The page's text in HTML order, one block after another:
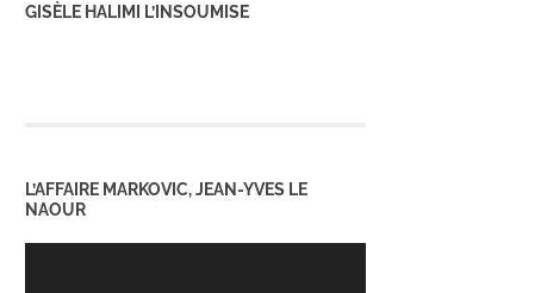
GISÈLE HALIMI L’INSOUMISE
L’AFFAIRE MARKOVIC, JEAN-YVES LE
NAOUR